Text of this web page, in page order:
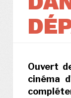
Ouvert
cinéma